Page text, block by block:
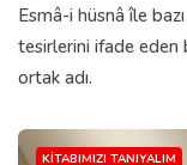
Esmâ-i hüsnâ île
tesirlerini ifade eden
ortak adı.
KITABIMIZI TANIYALIM